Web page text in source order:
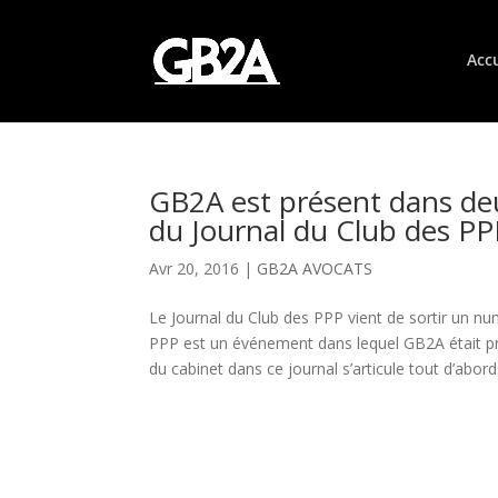
GB2A est présent dans
du Journal du Club des
Avr 20, 2016 | GB2A AVOCATS
Le Journal du Club des PPP vient de sortir un
PPP est un événement dans lequel GB2A était
du cabinet dans ce journal s’articule tout